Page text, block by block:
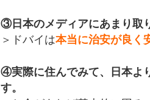
③日本のメディアにあまり取
＞ドバイは本当に治安が良く
④実際に住んでみて、日本よ
す。